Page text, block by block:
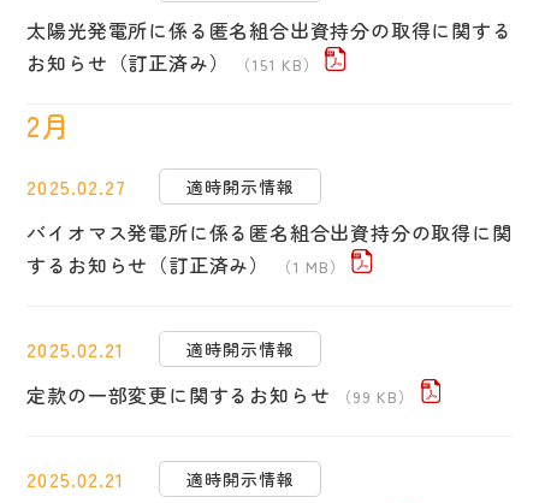
太陽光発電所に係る匿名組合出資持分の取得に関する
お知らせ（訂正済み）
（151 KB）
2月
2025.02.27 適時開示情報
バイオマス発電所に係る匿名組合出資持分の取得に関
するお知らせ（訂正済み）
（1 MB）
2025.02.21 適時開示情報
定款の一部変更に関するお知らせ （99 KB）
2025.02.21 適時開示情報